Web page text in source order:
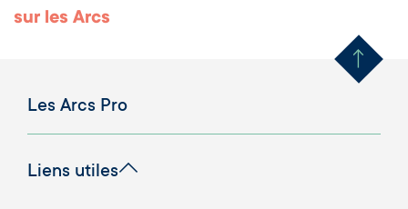
sur les Arcs Remonter
Les Arcs Pro
Liens utiles